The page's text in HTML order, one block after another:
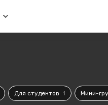
Для студентов 1 Мини-